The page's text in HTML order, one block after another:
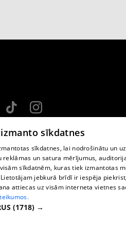
service: e-mail -
2026 SIA HELIO MEDIA.
sīkdatnes
sīkdatnes, lai nodrošinātu un
un satura mērījumus,
sīkdatnēm, kuras tiek izmantotas
jebkurā brīdī ir iespēja
attiecas uz visām interneta vietnes
(1718) →